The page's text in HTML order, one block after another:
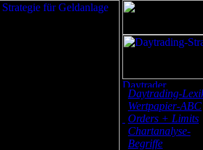
Daytrading-
Wertpapier-ABC
Orders + Limits
Chartanalyse-
Begriffe